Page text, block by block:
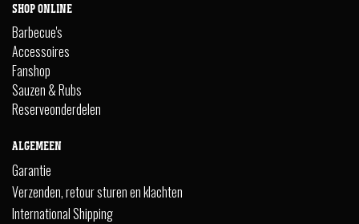
SHOP ONLINE
Barbecue's
Accessoires
Fanshop
Sauzen & Rubs
Reserveonderdelen
ALGEMEEN
Garantie
Verzenden, retour sturen en klachten
International Shipping